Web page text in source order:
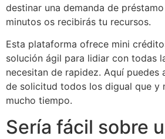
destinar una demanda de
minutos os recibirás tu recursos.
Esta plataforma ofrece mini
solución ágil para lidiar con todas
necesitan de rapidez. Aquí puedes
de solicitud todos los digual que y
mucho tiempo.
Serí­a fácil sobre